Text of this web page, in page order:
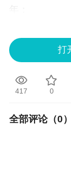
计工作满4年
事会计工作满
（6）通
审计专业技术
打
417 0
全部评论（0）